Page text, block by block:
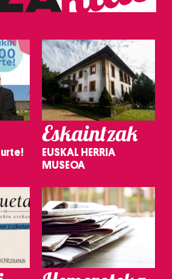
urte!
Eskaintzak
EUSKAL HERRIA
MUSEOA